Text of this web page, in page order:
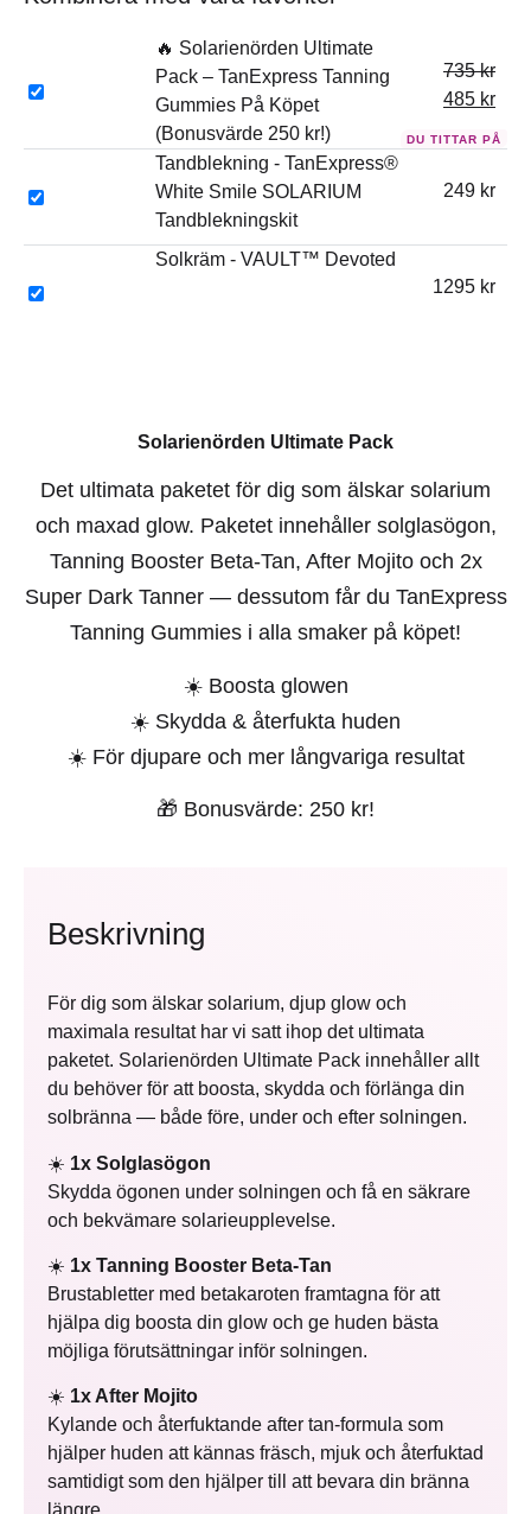
🔥 Solarienörden Ultimate
Pack – TanExpress Tanning
Gummies På Köpet
(Bonusvärde 250 kr!)
735kr
485 kr
Tandblekning - TanExpress®
White Smile SOLARIUM
Tandblekningskit
249 kr
Solkräm - VAULT™ Devoted
1295 kr
Solarienörden Ultimate Pack
Det ultimata paketet för dig som älskar solarium
och maxad glow. Paketet innehåller solglasögon,
Tanning Booster Beta-Tan, After Mojito och 2x
Super Dark Tanner — dessutom får du TanExpress
Tanning Gummies i alla smaker på köpet!
☀️ Boosta glowen
☀️ Skydda & återfukta huden
☀️ För djupare och mer långvariga resultat
🎁 Bonusvärde: 250 kr!
Beskrivning
För dig som älskar solarium, djup glow och
maximala resultat har vi satt ihop det ultimata
paketet. Solarienörden Ultimate Pack innehåller allt
du behöver för att boosta, skydda och förlänga din
solbränna — både före, under och efter solningen.
☀️ 1x Solglasögon
Skydda ögonen under solningen och få en säkrare
och bekvämare solarieupplevelse.
☀️ 1x Tanning Booster Beta-Tan
Brustabletter med betakaroten framtagna för att
hjälpa dig boosta din glow och ge huden bästa
möjliga förutsättningar inför solningen.
☀️ 1x After Mojito
Kylande och återfuktande after tan-formula som
hjälper huden att kännas fräsch, mjuk och återfuktad
samtidigt som den hjälper till att bevara din bränna